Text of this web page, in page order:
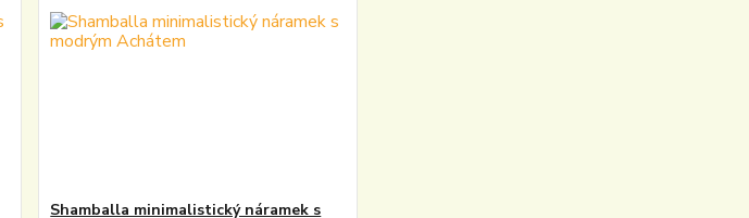
Shamballa minimalistický náramek s